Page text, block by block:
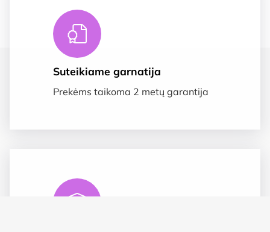
Suteikiame garnatija
Prekėms taikoma 2 metų garantija